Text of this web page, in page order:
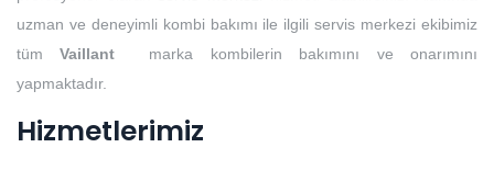
uzman ve deneyimli kombi bakımı ile ilgili servis merkezi ekibimiz
tümVaillant marka kombilerin bakımını ve onarımını
yapmaktadır.
Hizmetlerimiz